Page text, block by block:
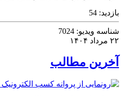
بازدید: 54
شناسه ویدیو:
۲۲ مرداد ۱۴۰۴
آخرین مطالب